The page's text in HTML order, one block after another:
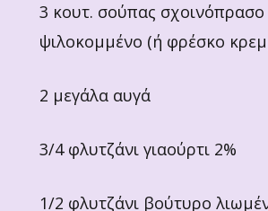
3 κουτ. σούπας σχοινόπρασο
ψιλοκομμένο (ή φρέσκο
2 μεγάλα αυγά
3/4 φλυτζάνι γιαούρτι 2%
1/2 φλυτζάνι βούτυρο